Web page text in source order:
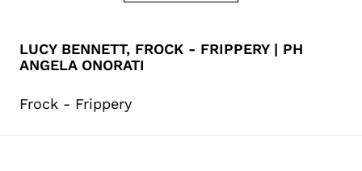
LUCY BENNETT, FROCK - FRIPPERY | PH
ANGELA ONORATI
Frock - Frippery